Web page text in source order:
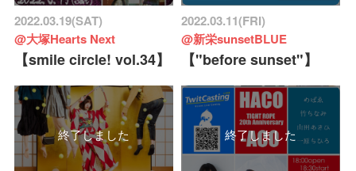
2022.03.19(SAT)
@大塚Hearts Next
【smile circle! vol.34】
2022.03.11(FRI)
@新栄sunsetBLUE
【"before sunset"】
終了しました 終了しました